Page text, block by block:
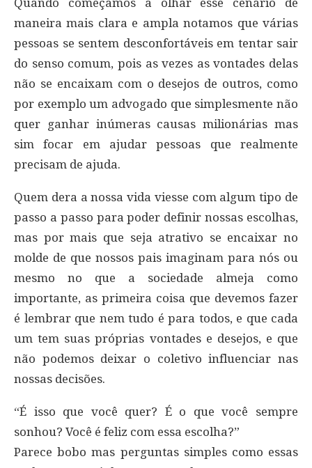
maneira mais clara e ampla notamos que várias
pessoas se sentem desconfortáveis em tentar sair
do senso comum, pois as vezes as vontades delas
não se encaixam com o desejos de outros, como
por exemplo um advogado que simplesmente não
quer ganhar inúmeras causas milionárias mas
sim focar em ajudar pessoas que realmente
precisam de ajuda.
Quem dera a nossa vida viesse com algum tipo de
passo a passo para poder definir nossas escolhas,
mas por mais que seja atrativo se encaixar no
molde de que nossos pais imaginam para nós ou
mesmo no que a sociedade almeja como
importante, as primeira coisa que devemos fazer
é lembrar que nem tudo é para todos, e que cada
um tem suas próprias vontades e desejos, e que
não podemos deixar o coletivo influenciar nas
nossas decisões.
“É isso que você quer? É o que você sempre
sonhou? Você é feliz com essa escolha?”
Parece bobo mas perguntas simples como essas